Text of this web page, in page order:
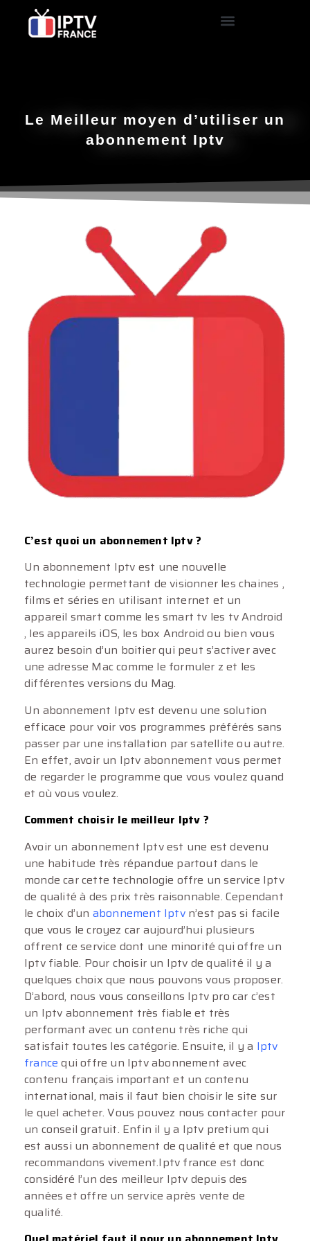
Le Meilleur moyen d’utiliser un
abonnement Iptv
C’est quoi un abonnement Iptv ?
Un abonnement Iptv est une nouvelle
technologie permettant de visionner les chaines ,
films et séries en utilisant internet et un
appareil smart comme les smart tv les tv Android
, les appareils iOS, les box Android ou bien vous
aurez besoin d’un boitier qui peut s’activer avec
une adresse Mac comme le formuler z et les
différentes versions du Mag.
Un abonnement Iptv est devenu une solution
efficace pour voir vos programmes préférés sans
passer par une installation par satellite ou autre.
En effet, avoir un Iptv abonnement vous permet
de regarder le programme que vous voulez quand
et où vous voulez.
Comment choisir le meilleur Iptv ?
Avoir un abonnement Iptv est une est devenu
une habitude très répandue partout dans le
monde car cette technologie offre un service Iptv
de qualité à des prix très raisonnable. Cependant
le choix d’un abonnement Iptvn’est pas si facile
que vous le croyez car aujourd’hui plusieurs
offrent ce service dont une minorité qui offre un
Iptv fiable. Pour choisir un Iptv de qualité il y a
quelques choix que nous pouvons vous proposer.
D’abord, nous vous conseillons Iptv pro car c’est
un Iptv abonnement très fiable et très
performant avec un contenu très riche qui
satisfait toutes les catégorie. Ensuite, il y a Iptv
france qui offre un Iptv abonnement avec
contenu français important et un contenu
international, mais il faut bien choisir le site sur
le quel acheter. Vous pouvez nous contacter pour
un conseil gratuit. Enfin il y a Iptv pretium qui
est aussi un abonnement de qualité et que nous
recommandons vivement.Iptv france est donc
considéré l’un des meilleur Iptv depuis des
années et offre un service après vente de
qualité.